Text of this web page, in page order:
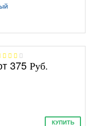
375 Руб.
КУПИТЬ